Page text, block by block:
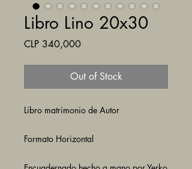
Libro Lino 20x30
CLP 340,000Price
Out of Stock
Libro matrimonio de Autor
Formato Horizontal